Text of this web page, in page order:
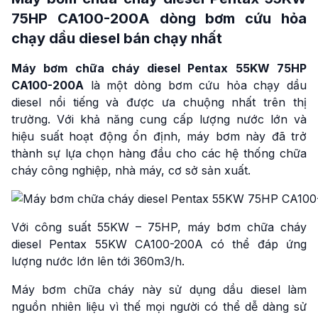
75HP CA100-200A dòng bơm cứu hỏa
chạy dầu diesel bán chạy nhất
Máy bơm chữa cháy diesel Pentax 55KW 75HP
CA100-200A là một dòng bơm cứu hỏa chạy dầu
diesel nổi tiếng và được ưa chuộng nhất trên thị
trường. Với khả năng cung cấp lượng nước lớn và
hiệu suất hoạt động ổn định, máy bơm này đã trở
thành sự lựa chọn hàng đầu cho các hệ thống chữa
cháy công nghiệp, nhà máy, cơ sở sản xuất.
Với công suất 55KW – 75HP, máy bơm chữa cháy
diesel Pentax 55KW CA100-200A có thể đáp ứng
lượng nước lớn lên tới 360m3/h.
Máy bơm chữa cháy này sử dụng dầu diesel làm
nguồn nhiên liệu vì thế mọi người có thể dễ dàng sử